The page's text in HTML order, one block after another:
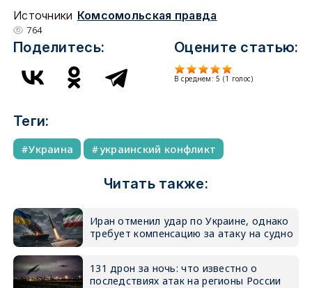
Источники Комсомольская правда
764
Поделитесь: Оцените статью:
В среднем:5 (1 голос)
Теги:
Украина украинский конфликт
Читать также:
Иран отменил удар по Украине, однако
требует компенсацию за атаку на судно
131 дрон за ночь: что известно о
последствиях атак на регионы России